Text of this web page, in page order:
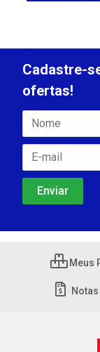
Cadastre-
ofertas!
Meus